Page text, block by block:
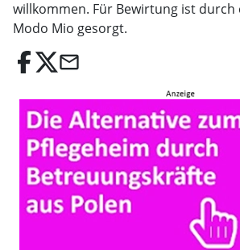
willkommen. Für Bewirtung ist durch
Modo Mio gesorgt.
email